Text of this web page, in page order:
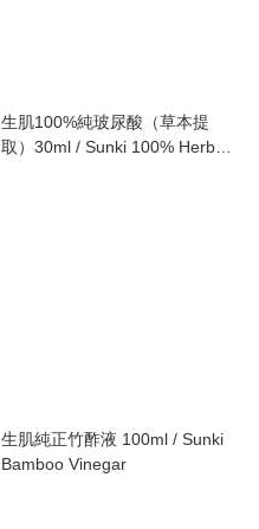
生肌100%純玻尿酸（草本提
取）30ml / Sunki 100% Herbal
生肌純正竹酢液 100ml / Sunki
Bamboo Vinegar